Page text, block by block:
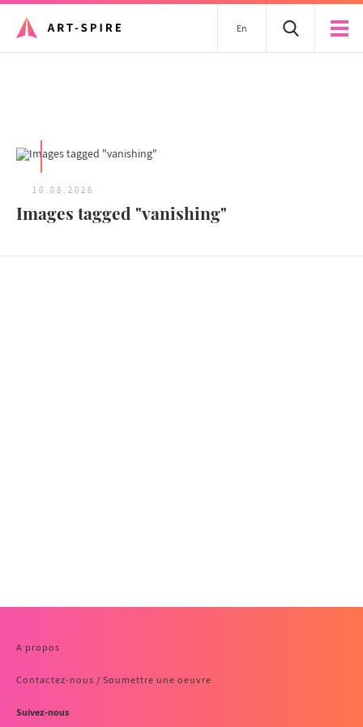
En
10.08.2026
Images tagged "vanishing"
A propos
Contactez-nous / Soumettre une oeuvre
Suivez-nous